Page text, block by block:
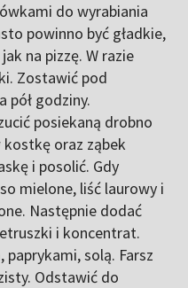
do wyrabiania
powinno być gładkie,
na pizzę. W razie
Zostawić pod
pół godziny.
posiekaną drobno
oraz ząbek
i posolić. Gdy
mielone, liść laurowy i
Następnie dodać
i koncentrat.
solą. Farsz
Odstawić do